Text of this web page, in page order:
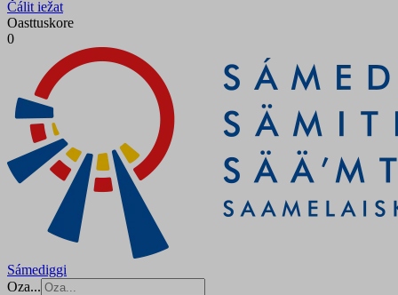
Čálit iežat
Oasttuskore
0
Sámediggi
Oza...